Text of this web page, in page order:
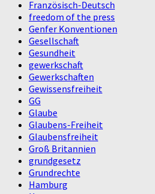
Französisch-Deutsch
freedom of the press
Genfer Konventionen
Gesellschaft
Gesundheit
gewerkschaft
Gewerkschaften
Gewissensfreiheit
GG
Glaube
Glaubens-Freiheit
Glaubensfreiheit
Groß Britannien
grundgesetz
Grundrechte
Hamburg